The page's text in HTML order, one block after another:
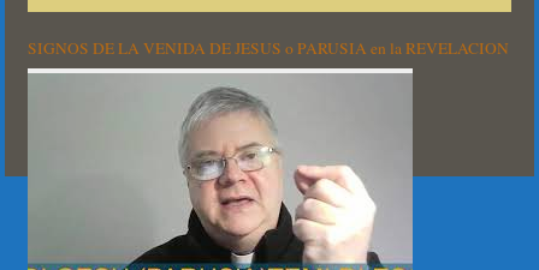
SIGNOS DE LA VENIDA DE JESUS o PARUSIA en la REVELACION